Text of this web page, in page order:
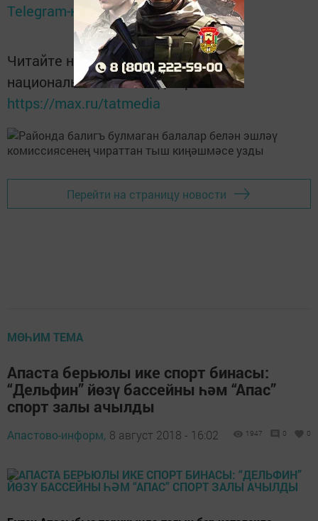
Telegram-каналеТатмедиа
Читайте новости Татарстана в
национальном мессенджере MАХ:
https://max.ru/tatmedia
Перейти на страницу новости
МӨҺИМ ТЕМА
Апаста берьюлы ике спорт бинасы:
“Дельфин” йөзү бассейны һәм “Апас”
спорт залы ачылды
Апастово-информ, 8 август 2018 - 16:02 1947 0 0